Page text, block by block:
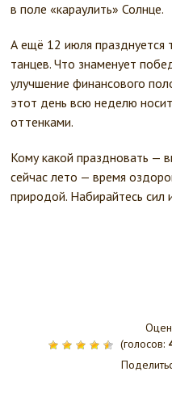
в поле «караулить» Солнце.
А ещё 12 июля празднуется
танцев. Что знаменует
улучшение финансового
этот день всю неделю
оттенками.
Кому какой праздновать —
сейчас лето — время
природой. Набирайтесь сил
(голосов: